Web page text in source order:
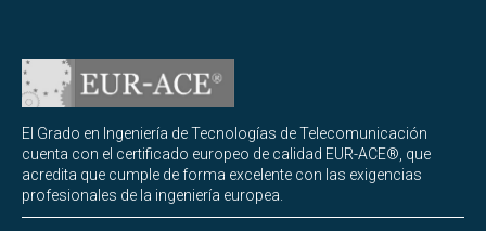
El Grado en Ingeniería de Tecnologías de Telecomunicación
cuenta con el certificado europeo de calidad EUR-ACE®, que
acredita que cumple de forma excelente con las exigencias
profesionales de la ingeniería europea.